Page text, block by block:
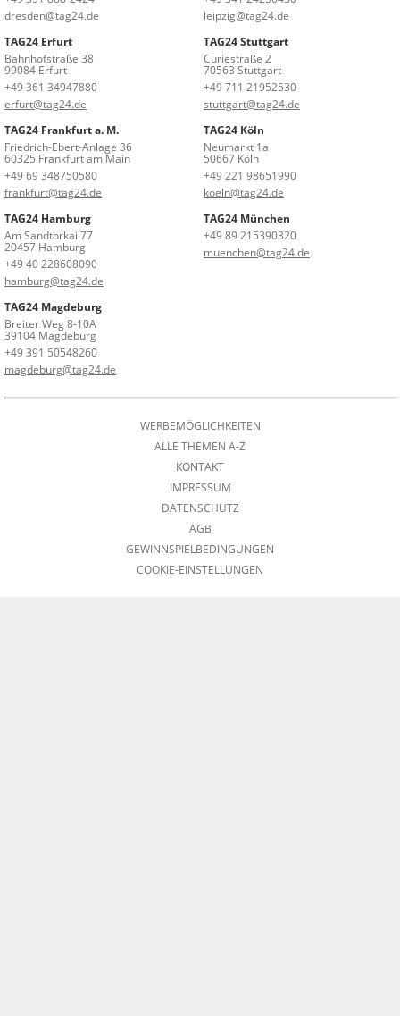
dresden@tag24.de
leipzig@tag24.de
TAG24 Erfurt
Bahnhofstraße 38
99084 Erfurt
+49 361 34947880
erfurt@tag24.de
TAG24 Stuttgart
Curiestraße 2
70563 Stuttgart
+49 711 21952530
stuttgart@tag24.de
TAG24 Frankfurt a. M.
Friedrich-Ebert-Anlage 36
60325 Frankfurt am Main
+49 69 348750580
frankfurt@tag24.de
TAG24 Köln
Neumarkt 1a
50667 Köln
+49 221 98651990
koeln@tag24.de
TAG24 Hamburg
Am Sandtorkai 77
20457 Hamburg
+49 40 228608090
hamburg@tag24.de
TAG24 München
+49 89 215390320
muenchen@tag24.de
TAG24 Magdeburg
Breiter Weg 8-10A
39104 Magdeburg
+49 391 50548260
magdeburg@tag24.de
WERBEMÖGLICHKEITEN
ALLE THEMEN A-Z
KONTAKT
IMPRESSUM
DATENSCHUTZ
AGB
GEWINNSPIELBEDINGUNGEN
COOKIE-EINSTELLUNGEN